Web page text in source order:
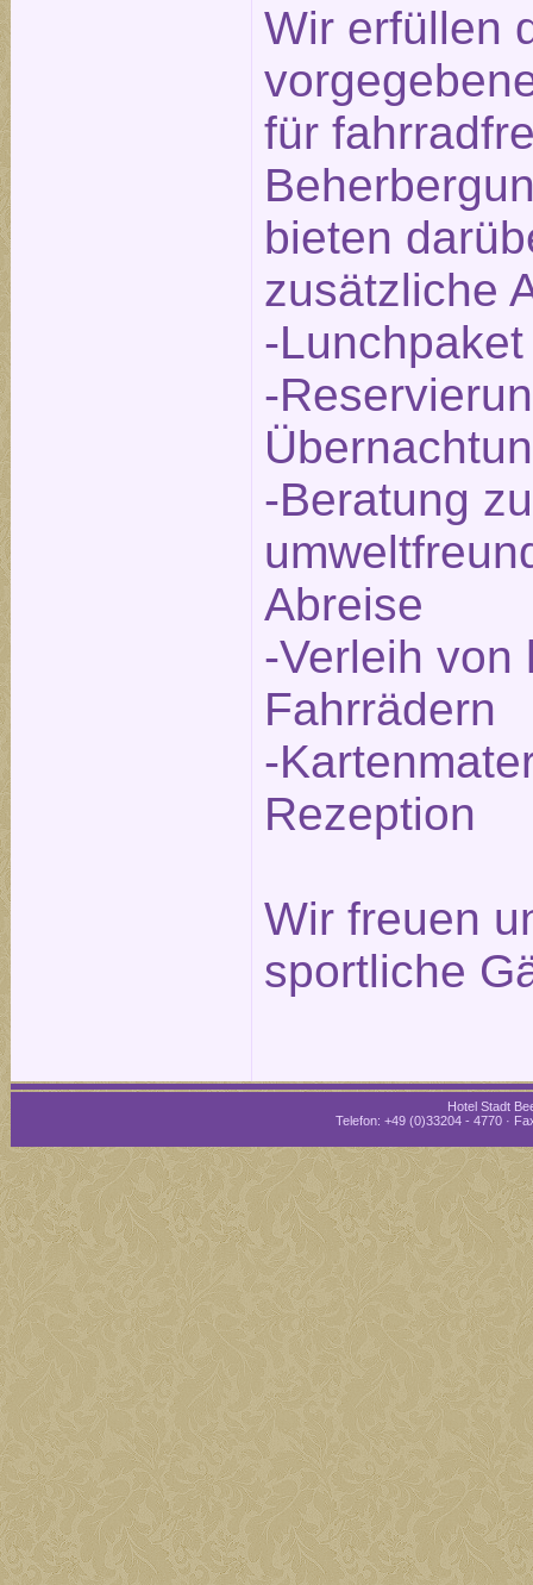
Wir erfüllen
für
bieten
zusätzliche
-
-
-Beratung
Abreise
-Verleih von
Fahrrädern
-
Rezeption
Wir freuen
sportliche
Hotel Stadt
Telefon: +49 (0)33204 - 4770 ·